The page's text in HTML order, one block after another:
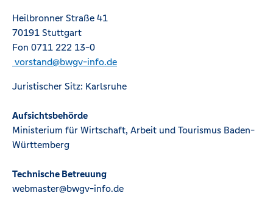
Netzwerk
Heilbronner Straße 41
70191 Stuttgart
Fon 0711 222 13-0
vorstand@bwgv-info.de
Juristischer Sitz: Karlsruhe
Aufsichtsbehörde
Ministerium für Wirtschaft, Arbeit und Tourismus Baden-
Württemberg
Technische Betreuung
webmaster@bwgv-info.de